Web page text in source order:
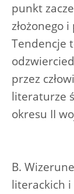
punkt
złożonego
Tendencje
przez
literaturze
okresu II
B.
literackich